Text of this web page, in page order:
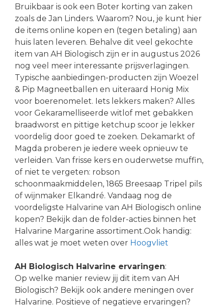
Bruikbaar is ook een Boter korting van zaken
zoals de Jan Linders. Waarom? Nou, je kunt hier
de items online kopen en (tegen betaling) aan
huis laten leveren. Behalve dit veel gekochte
item van AH Biologisch zijn er in augustus 2026
nog veel meer interessante prijsverlagingen.
Typische aanbiedingen-producten zijn Woezel
& Pip Magneetballen en uiteraard Honig Mix
voor boerenomelet. Iets lekkers maken? Alles
voor Gekaramelliseerde witlof met gebakken
braadworst en pittige ketchup scoor je lekker
voordelig door goed te zoeken. Dekamarkt of
Magda proberen je iedere week opnieuw te
verleiden. Van frisse kers en ouderwetse muffin,
of niet te vergeten: robson
schoonmaakmiddelen, 1865 Breesaap Tripel pils
of wijnmaker Elkandré. Vandaag nog de
voordeligste Halvarine van AH Biologisch online
kopen? Bekijk dan de folder-acties binnen het
Halvarine Margarine assortiment.Ook handig:
alles wat je moet weten over Hoogvliet
AH Biologisch Halvarine ervaringen:
Op welke manier review jij dit item van AH
Biologisch? Bekijk ook andere meningen over
Halvarine. Positieve of negatieve ervaringen?